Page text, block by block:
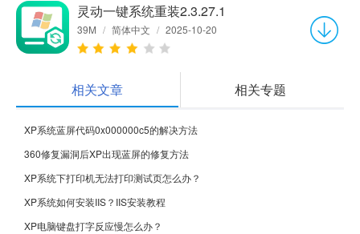
灵动一键系统重装2.3.27.1
39M / 简体中文 / 2025-10-20
相关文章 相关专题
XP系统蓝屏代码0x000000c5的解决方法
360修复漏洞后XP出现蓝屏的修复方法
XP系统下打印机无法打印测试页怎么办？
XP系统如何安装IIS？IIS安装教程
XP电脑键盘打字反应慢怎么办？